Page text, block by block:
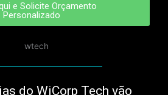
e Solicite Orçamento
Personalizado
do WiCorp Tech vão